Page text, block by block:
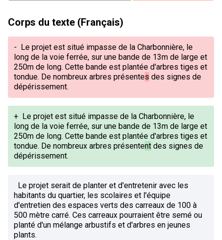
Corps du texte (Français)
- Le projet est situé impasse de la Charbonnière, le
long de la voie ferrée, sur une bande de 13m de large et
250m de long. Cette bande est plantée d'arbres tiges et
tondue. De nombreux arbres présentes des signes de
dépérissement.
+ Le projet est situé impasse de la Charbonnière, le
long de la voie ferrée, sur une bande de 13m de large et
250m de long. Cette bande est plantée d'arbres tiges et
tondue. De nombreux arbres présentent des signes de
dépérissement.
Le projet serait de planter et d'entretenir avec les
habitants du quartier, les scolaires et l'équipe
d'entretien des espaces verts des carreaux de 100 à
500 mètre carré. Ces carreaux pourraient être semé ou
planté d'un mélange arbustifs et d'arbres en jeunes
plants.